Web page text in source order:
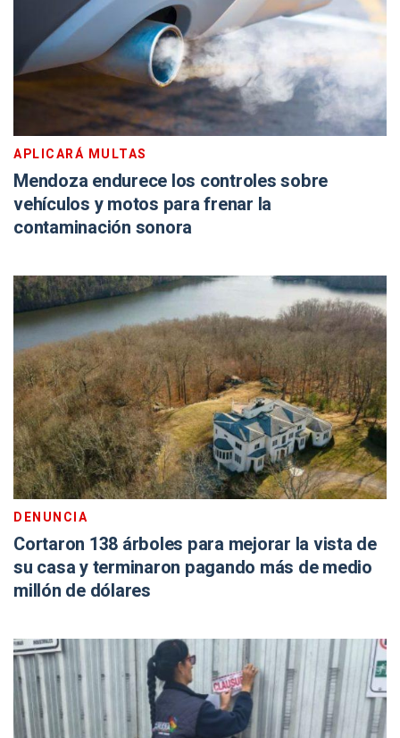
APLICARÁ MULTAS
Mendoza endurece los controles sobre
vehículos y motos para frenar la
contaminación sonora
DENUNCIA
Cortaron 138 árboles para mejorar la vista de
su casa y terminaron pagando más de medio
millón de dólares